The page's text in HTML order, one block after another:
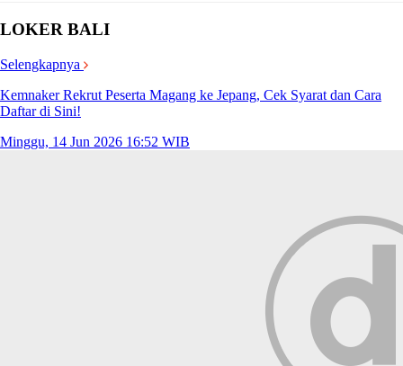
LOKER BALI
Selengkapnya
Kemnaker Rekrut Peserta Magang ke Jepang, Cek Syarat dan Cara
Daftar di Sini!
Minggu, 14 Jun 2026 16:52 WIB